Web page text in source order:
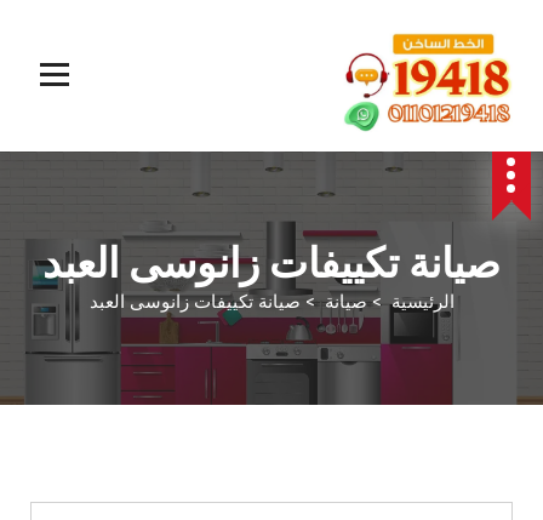
البوتاجازات، الثلاجات وغيرها داخل القاهرة والجيزة وجميع المحافظات. اتصل بنا الآن!
صيانة تكييفات زانوسى العبد
الرئيسية>صيانة> صيانة تكييفات زانوسى العبد